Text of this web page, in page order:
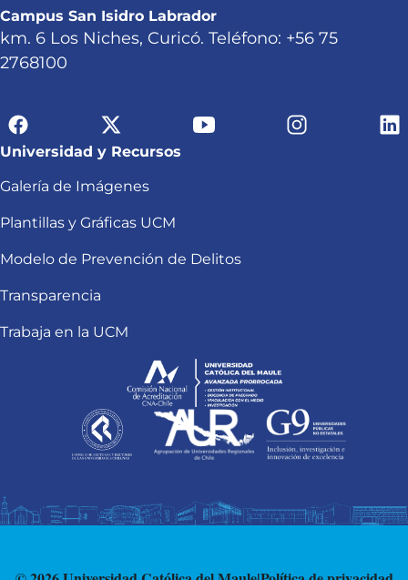
Campus San Isidro Labrador
km. 6 Los Niches, Curicó. Teléfono: +56 75
2768100
Universidad y Recursos
Galería de Imágenes
Plantillas y Gráficas UCM
Modelo de Prevención de Delitos
Transparencia
Trabaja en la UCM